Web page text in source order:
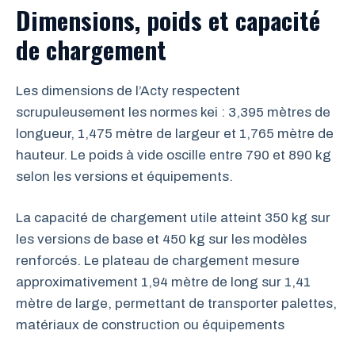
Dimensions, poids et capacité
de chargement
Les dimensions de l’Acty respectent
scrupuleusement les normes kei : 3,395 mètres de
longueur, 1,475 mètre de largeur et 1,765 mètre de
hauteur. Le poids à vide oscille entre 790 et 890 kg
selon les versions et équipements.
La capacité de chargement utile atteint 350 kg sur
les versions de base et 450 kg sur les modèles
renforcés. Le plateau de chargement mesure
approximativement 1,94 mètre de long sur 1,41
mètre de large, permettant de transporter palettes,
matériaux de construction ou équipements